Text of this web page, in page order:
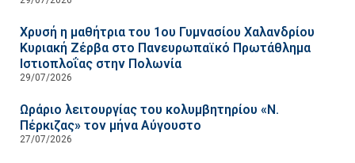
Χρυσή η μαθήτρια του 1ου Γυμνασίου Χαλανδρίου
Κυριακή Ζέρβα στο Πανευρωπαϊκό Πρωτάθλημα
Ιστιοπλοΐας στην Πολωνία
29/07/2026
Ωράριο λειτουργίας του κολυμβητηρίου «Ν.
Πέρκιζας» τον μήνα Αύγουστο
27/07/2026